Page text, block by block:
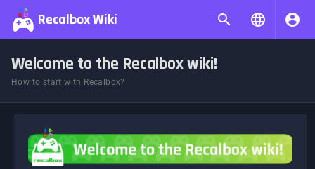
Recalbox Wiki
Welcome to the Recalbox wiki!
How to start with Recalbox?